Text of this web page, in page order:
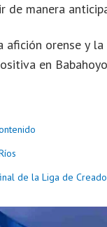
de manera
orense y
en
de la Liga de